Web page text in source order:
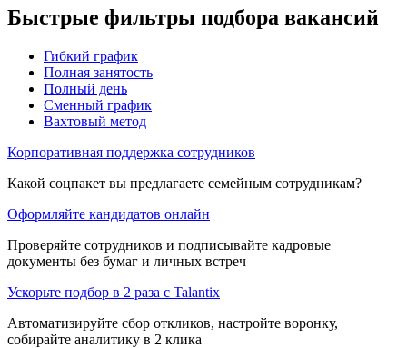
Быстрые фильтры подбора вакансий
Гибкий график
Полная занятость
Полный день
Сменный график
Вахтовый метод
Корпоративная поддержка сотрудников
Какой соцпакет вы предлагаете семейным сотрудникам?
Оформляйте кандидатов онлайн
Проверяйте сотрудников и подписывайте кадровые
документы без бумаг и личных встреч
Ускорьте подбор в 2 раза с Talantix
Автоматизируйте сбор откликов, настройте воронку,
собирайте аналитику в 2 клика